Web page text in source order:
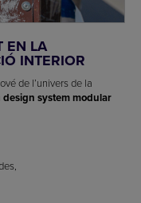
EN LA
INTERIOR
de l’univers de la
design system modular